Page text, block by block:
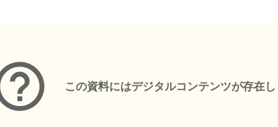
この資料にはデジタルコンテンツが存在し